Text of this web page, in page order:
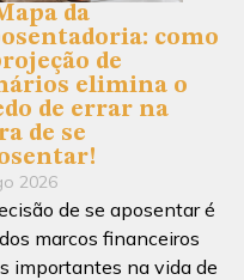
da
como
de
elimina o
de errar na
de se
2026
de se aposentar é
marcos financeiros
importantes na vida de